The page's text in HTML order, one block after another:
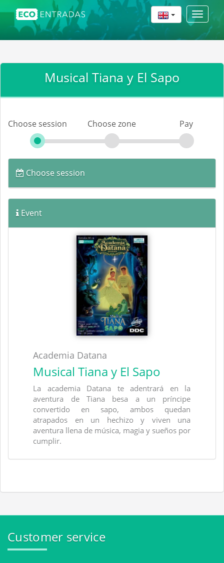
Toggle
Musical Tiana y El Sapo
Choose session Choose zone Pay
Choose session
Event
Academia Datana
Musical Tiana y El Sapo
La academia Datana te adentrará en la
aventura de Tiana besa a un príncipe
convertido en sapo, ambos quedan
atrapados en un hechizo y viven una
aventura llena de música, magia y sueños por
cumplir.
Customer service